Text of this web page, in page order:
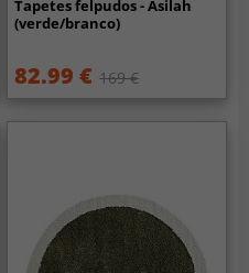
Tapetes felpudos - Asilah
(verde/branco)
82.99 € 169 €